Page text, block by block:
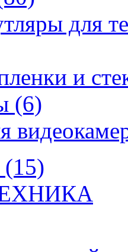
для
и
(6)
(15)